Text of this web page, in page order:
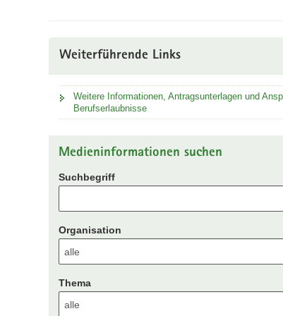
Weiterführende Links
Weitere Informationen, Antragsunterlagen und
Berufserlaubnisse
Medieninformationen suchen
Suchbegriff
Organisation
Thema